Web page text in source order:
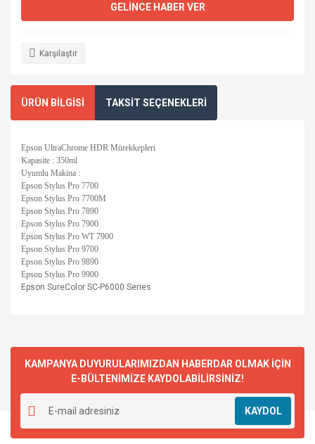
GELİNCE HABER VER
Karşılaştır
ÜRÜN BİLGİSİ TAKSİT SEÇENEKLERİ
Epson UltraChrome HDR Mürekkepleri
Kapasite : 350ml
Uyumlu Makina :
Epson Stylus Pro 7700
Epson Stylus Pro 7700M
Epson Stylus Pro 7890
Epson Stylus Pro 7900
Epson Stylus Pro WT 7900
Epson Stylus Pro 9700
Epson Stylus Pro 9890
Epson Stylus Pro 9900
Epson SureColor SC-P6000 Series
KAMPANYA DUYURULARIMIZDAN HABERDAR OLMAK İÇİN
E-BÜLTENİMİZE KAYDOLABİLİRSİNİZ!
KAYDOL